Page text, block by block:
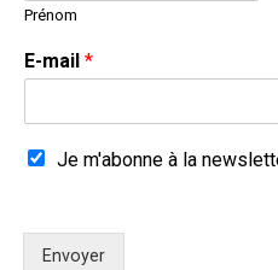
Prénom
E-mail *
Je m'abonne à la
Envoyer